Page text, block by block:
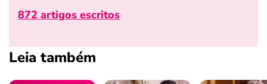
872 artigos escritos
Leia também